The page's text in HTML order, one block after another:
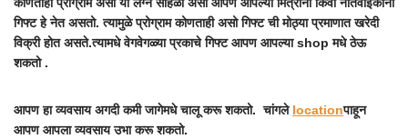
गिफ्ट हे नेत असतो. त्यामुळे प्रोग्राम कोणताही असो गिफ्ट ची मोठ्या प्रमाणात खरेदी
विक्री होत असते.त्यामधे वेगवेगळ्या प्रकाचे गिफ्ट आपण आपल्या shop मधे ठेऊ
शकतो .
आपण हा व्यवसाय अगदी कमी जागेमधे चालू करू शकतो. चांगले locationपाहून
आपण आपला व्यवसाय उभा करू शकतो.